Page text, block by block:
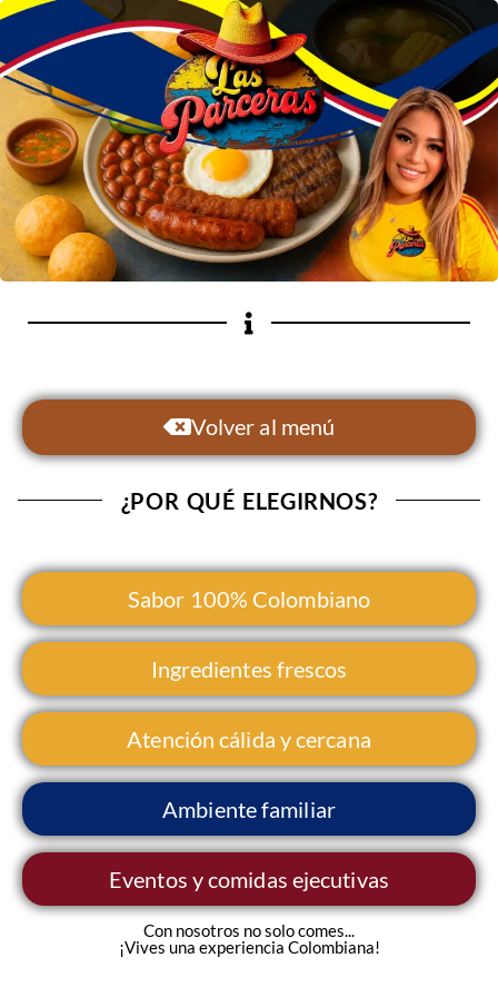
Volver al menú
¿POR QUÉ ELEGIRNOS?
Sabor 100% Colombiano
Ingredientes frescos
Atención cálida y cercana
Ambiente familiar
Eventos y comidas ejecutivas
Con nosotros no solo comes...
¡Vives una experiencia Colombiana!